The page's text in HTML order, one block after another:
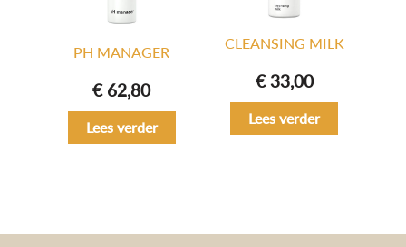
PH MANAGER
€62,80
Lees verder
CLEANSING MILK
€33,00
Lees verder